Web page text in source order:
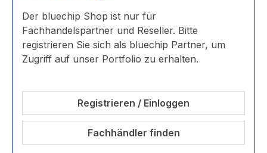
Der bluechip Shop ist nur für
Fachhandelspartner und Reseller. Bitte
registrieren Sie sich als bluechip Partner, um
Zugriff auf unser Portfolio zu erhalten.
Registrieren / Einloggen
Fachhändler finden